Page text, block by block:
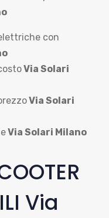
con
Via Solari
Via Solari
Via Solari Milano
Via